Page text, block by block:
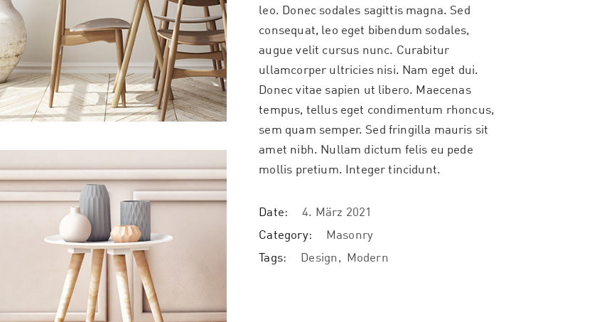
leo. Donec sodales sagittis magna. Sed
consequat, leo eget bibendum sodales,
augue velit cursus nunc. Curabitur
ullamcorper ultricies nisi. Nam eget dui.
Donec vitae sapien ut libero. Maecenas
tempus, tellus eget condimentum rhoncus,
sem quam semper. Sed fringilla mauris sit
amet nibh. Nullam dictum felis eu pede
mollis pretium. Integer tincidunt.
Date:
4. März 2021
Category:
Masonry
Tags:
Design Modern